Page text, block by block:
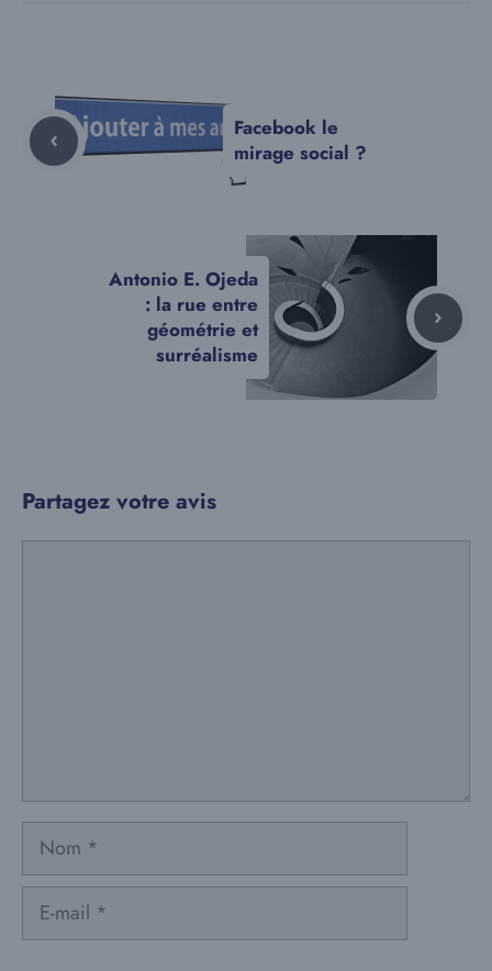
Facebook le
mirage social ?
Antonio E. Ojeda
: la rue entre
géométrie et
surréalisme
Partagez votre avis
Nom